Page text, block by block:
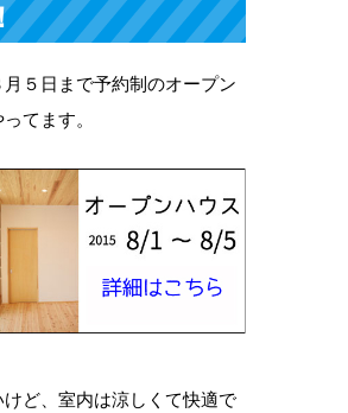
５日まで予約制のオープン
てます。
ど、室内は涼しくて快適で